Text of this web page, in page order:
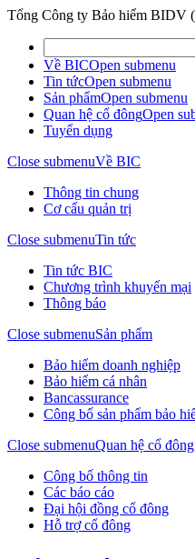
Tổng Công ty Bảo hiểm BIDV
Về BICOpen submenu
Tin tứcOpen submenu
Sản phẩmOpen submenu
Quan hệ cổ đôngOpen
Tuyển dụng
Close submenuVề BIC
Thông tin chung
Cơ cấu quản trị
Close submenuTin tức
Tin tức BIC
Chương trình khuyến mại
Thông báo
Close submenuSản phẩm
Bảo hiểm doanh nghiệp
Bảo hiểm cá nhân
Bancassurance
Công bố sản phẩm bảo
Close submenuQuan hệ cổ đông
Công bố thông tin
Các báo cáo
Đại hội đồng cổ đông
Hỗ trợ cổ đông